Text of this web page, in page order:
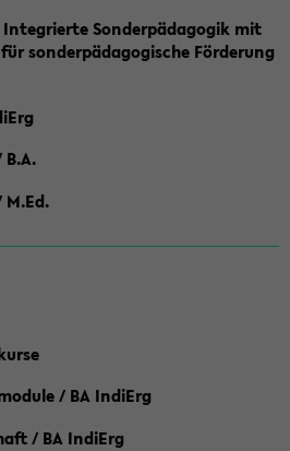
Integrierte Sonderpädagogik mit
sonderpädagogische Förderung
M.Ed.
/ BA IndiErg
/ BA IndiErg